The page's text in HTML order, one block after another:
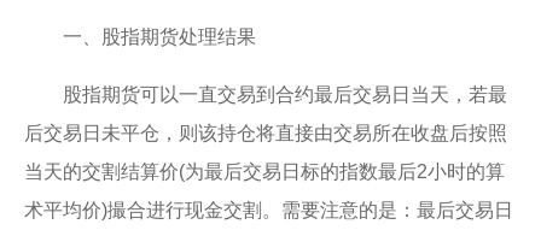
一、股指期货处理结果
股指期货可以一直交易到合约最后交易日当天，若最
后交易日未平仓，则该持仓将直接由交易所在收盘后按照
当天的交割结算价(为最后交易日标的指数最后2小时的算
术平均价)撮合进行现金交割。需要注意的是：最后交易日